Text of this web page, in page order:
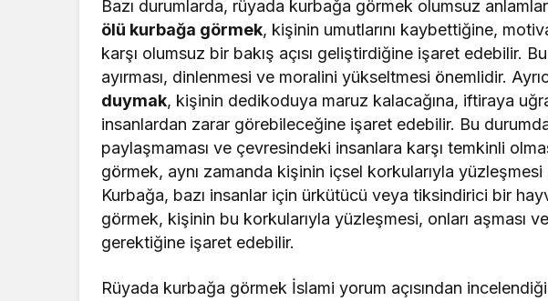
Bazı durumlarda, rüyada kurbağa görmek olumsuz
ölü kurbağa görmek, kişinin umutlarını kaybettiğine,
karşı olumsuz bir bakış açısı geliştirdiğine işaret edebilir.
ayırması, dinlenmesi ve moralini yükseltmesi önemlidir.
duymak, kişinin dedikoduya maruz kalacağına, iftiraya
insanlardan zarar görebileceğine işaret edebilir. Bu
paylaşmaması ve çevresindeki insanlara karşı temkinli
görmek, aynı zamanda kişinin içsel korkularıyla
Kurbağa, bazı insanlar için ürkütücü veya tiksindirici bir
görmek, kişinin bu korkularıyla yüzleşmesi, onları aşması
gerektiğine işaret edebilir.
Rüyada kurbağa görmek İslami yorum açısından